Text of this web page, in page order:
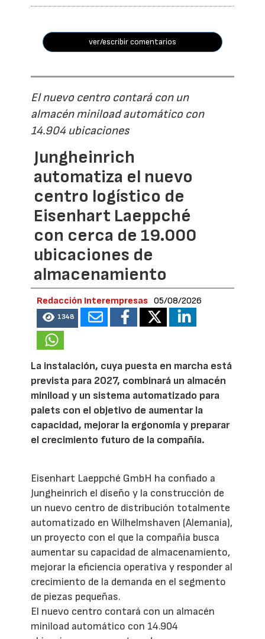
ver/escribir comentarios
El nuevo centro contará con un
almacén miniload automático con
14.904 ubicaciones
Jungheinrich
automatiza el nuevo
centro logístico de
Eisenhart Laeppché
con cerca de 19.000
ubicaciones de
almacenamiento
Redacción Interempresas 05/08/2026
1348
La instalación, cuya puesta en marcha está
prevista para 2027, combinará un almacén
miniload y un sistema automatizado para
palets con el objetivo de aumentar la
capacidad, mejorar la ergonomía y preparar
el crecimiento futuro de la compañía.
Eisenhart Laeppché GmbH ha confiado a
Jungheinrich el diseño y la construcción de
un nuevo centro de distribución totalmente
automatizado en Wilhelmshaven (Alemania),
un proyecto con el que la compañía busca
aumentar su capacidad de almacenamiento,
mejorar la eficiencia operativa y responder al
crecimiento de la demanda en el segmento
de piezas pequeñas.
El nuevo centro contará con un almacén
miniload automático con 14.904